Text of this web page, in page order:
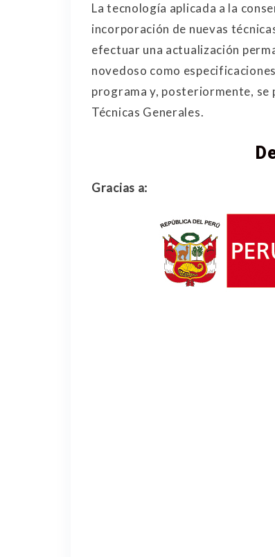
La tecnología aplicada a la
incorporación de nuevas
efectuar una actualización
novedoso como
programa y, posteriormente, se
Técnicas Generales.
Gracias a: